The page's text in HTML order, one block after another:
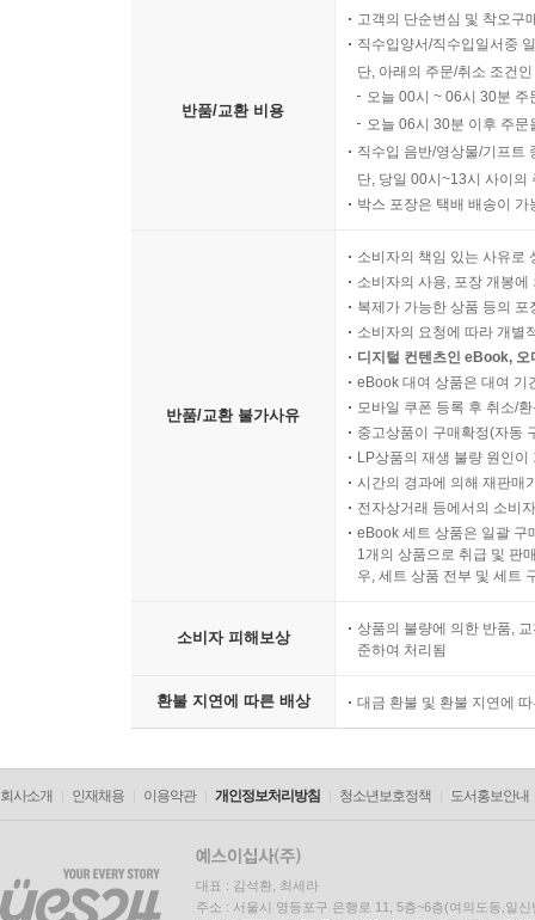
반품/교환 비용
고객의 단순변심 및 착오구
직수입양서/직수입일서중
단, 아래의 주문/취소 조건
오늘 00시 ~ 06시 30분
오늘 06시 30분 이후 주
직수입 음반/영상물/기프트
단, 당일 00시~13시 사이의
박스 포장은 택배 배송이
반품/교환 불가사유
소비자의 책임 있는 사유로
소비자의 사용, 포장 개봉
복제가 가능한 상품 등의
소비자의 요청에 따라 개별
디지털 컨텐츠인 eBook,
eBook 대여 상품은 대여 기
모바일 쿠폰 등록 후 취소/
중고상품이 구매확정(자동
LP상품의 재생 불량 원인
시간의 경과에 의해 재판매
전자상거래 등에서의 소비
eBook 세트 상품은 일괄 구
1개의 상품으로 취급 및 판
우, 세트 상품 전부 및 세트
소비자 피해보상
상품의 불량에 의한 반품,
준하여 처리됨
환불 지연에 따른 배상 대금 환불 및 환불 지연에
회사소개 인재채용 이용약관 개인정보처리방침 청소년보호정책 도서홍보안내
대표 : 김석환, 최세라
주소 : 서울시 영등포구 은행로 11, 5층~6층(여의도동,일신